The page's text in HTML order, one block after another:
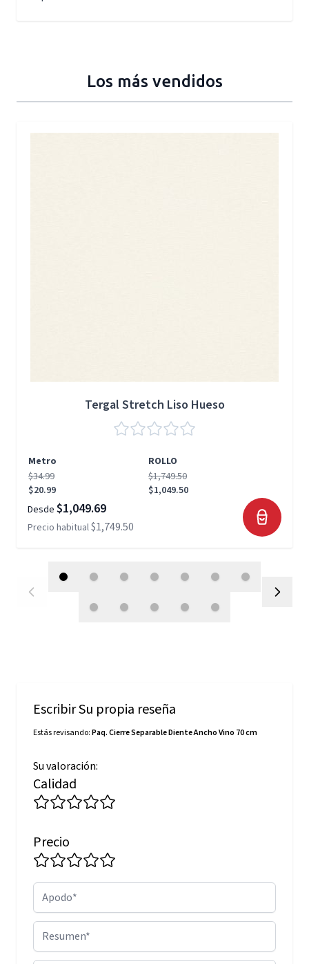
Los más vendidos
Tergal Stretch Liso Hueso
Metro
ROLLO
$34.99
$20.99
$1,749.50
$1,049.50
Desde $1,049.69
Precio habitual$1,749.50
Escribir Su propia reseña
Estás revisando:Paq. Cierre Separable Diente Ancho Vino 70 cm
Su valoración:
Calidad
Precio
Apodo
Resumen